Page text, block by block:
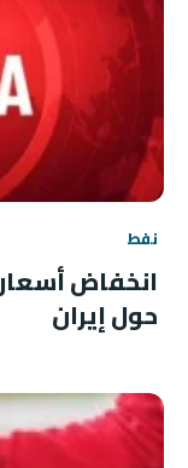
نفط
انخفاض
حول إيران